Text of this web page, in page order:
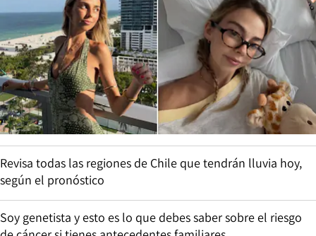
Revisa todas las regiones de Chile que tendrán lluvia hoy,
según el pronóstico
Soy genetista y esto es lo que debes saber sobre el riesgo